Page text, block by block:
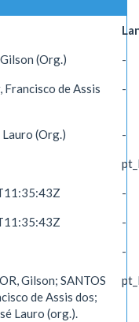
(Org.) -
Francisco de Assis
-
(Org.) -
-
-
-
Gilson; SANTOS
de Assis dos;
Lauro (org.).